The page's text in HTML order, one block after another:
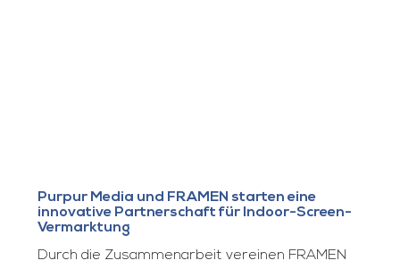
Purpur Media und FRAMEN starten eine
innovative Partnerschaft für Indoor-Screen-
Vermarktung
Durch die Zusammenarbeit vereinen FRAMEN